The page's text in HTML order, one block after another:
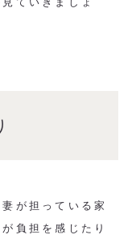
が担っている家
負担を感じたり